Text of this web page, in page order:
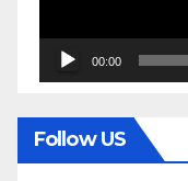
00:00
Follow US